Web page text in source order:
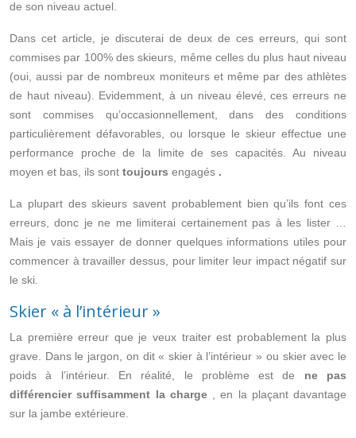
de son niveau actuel.
Dans cet article, je discuterai de deux de ces erreurs, qui sont
commises par 100% des skieurs, même celles du plus haut niveau
(oui, aussi par de nombreux moniteurs et même par des athlètes
de haut niveau). Evidemment, à un niveau élevé, ces erreurs ne
sont commises qu’occasionnellement, dans des conditions
particulièrement défavorables, ou lorsque le skieur effectue une
performance proche de la limite de ses capacités. Au niveau
moyen et bas, ils sont toujours engagés .
La plupart des skieurs savent probablement bien qu’ils font ces
erreurs, donc je ne me limiterai certainement pas à les lister …
Mais je vais essayer de donner quelques informations utiles pour
commencer à travailler dessus, pour limiter leur impact négatif sur
le ski.
Skier « à l’intérieur »
La première erreur que je veux traiter est probablement la plus
grave. Dans le jargon, on dit « skier à l’intérieur » ou skier avec le
poids à l’intérieur. En réalité, le problème est de ne pas
différencier suffisamment la charge, en la plaçant davantage
sur la jambe extérieure.